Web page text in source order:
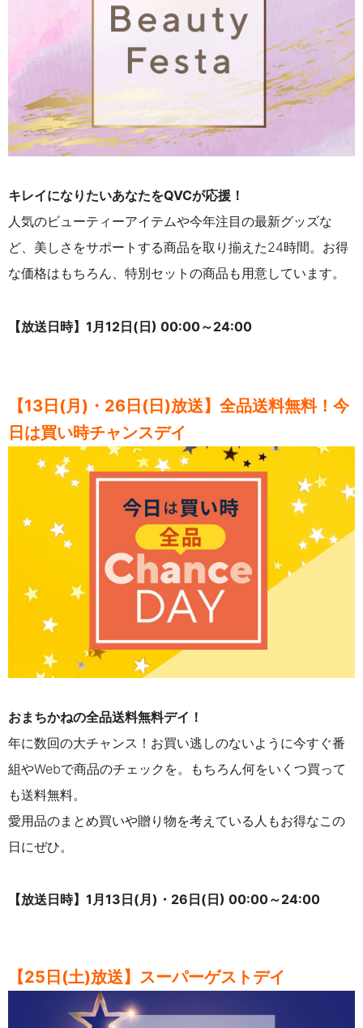
キレイになりたいあなたをQVCが応援！
人気のビューティーアイテムや今年注目の最新グッズな
ど、美しさをサポートする商品を取り揃えた24時間。お得
な価格はもちろん、特別セットの商品も用意しています。
【放送日時】 1月12日(日) 00:00～24:00
【13日(月)・26日(日)放送】全品送料無料！今
日は買い時チャンスデイ
おまちかねの全品送料無料デイ！
年に数回の大チャンス！お買い逃しのないように今すぐ番
組やWebで商品のチェックを。もちろん何をいくつ買って
も送料無料。
愛用品のまとめ買いや贈り物を考えている人もお得なこの
日にぜひ。
【放送日時】 1月13日(月)・26日(日) 00:00～24:00
【25日(土)放送】スーパーゲストデイ